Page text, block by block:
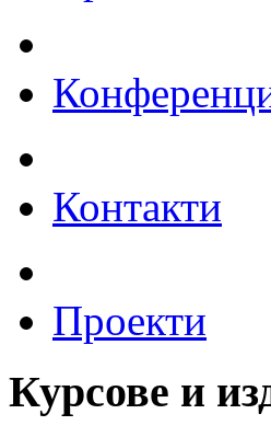
Контакти
Проекти
Курсове и